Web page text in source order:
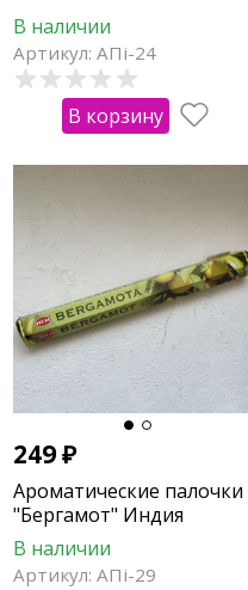
В наличии
Артикул: АПi-24
В корзину
249₽
Ароматические палочки
"Бергамот" Индия
В наличии
Артикул: АПi-29